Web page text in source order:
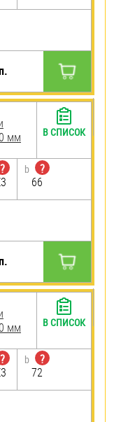
мм
?
b
?
66
В СПИСОК
мм
?
b
?
72
В СПИСОК